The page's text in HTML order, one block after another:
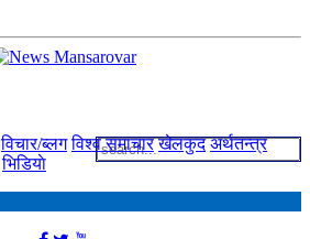
विचार/ब्लग विश्व समाचार खेलकुद अर्थतन्त्र
भिडियाे